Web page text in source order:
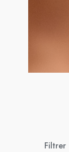
Filtrer